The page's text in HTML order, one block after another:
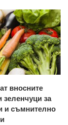
вносните
зеленчуци за
и съмнително